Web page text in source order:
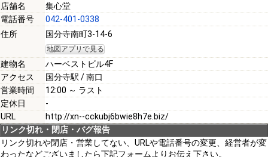
[必須]
[必須]
[必須]
店舗名
集心堂
電話番号
042-401-0338
住所
国分寺南町3-14-6
地図アプリで見る
建物名
ハーベストビル4F
アクセス
国分寺駅 / 南口
営業時間
12:00 ～ ラスト
定休日
-
URL
http://xn--cckubj6bwie8h7e.biz/
リンク切れ・閉店・バグ報告
リンク切れや閉店・営業してない、URLや電話番号の変更、経営者が変
わったなどございましたら下記フォームよりお伝え下さい。